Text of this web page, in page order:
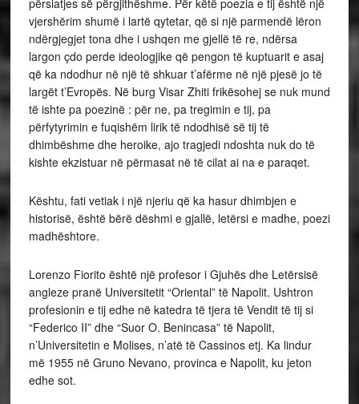
vjershërim shumë i lartë qytetar, që si një parmendë lëron
ndërgjegjet tona dhe i ushqen me gjellë të re, ndërsa
largon çdo perde ideologjike që pengon të kuptuarit e asaj
që ka ndodhur në një të shkuar t’afërme në një pjesë jo të
largët t’Evropës. Në burg Visar Zhiti frikësohej se nuk mund
të ishte pa poezinë : për ne, pa tregimin e tij, pa
përfytyrimin e fuqishëm lirik të ndodhisë së tij të
dhimbëshme dhe heroike, ajo tragjedi ndoshta nuk do të
kishte ekzistuar në përmasat në të cilat ai na e paraqet.
Kështu, fati vetiak i një njeriu që ka hasur dhimbjen e
historisë, është bërë dëshmi e gjallë, letërsi e madhe, poezi
madhështore.
Lorenzo Fiorito është një profesor i Gjuhës dhe Letërsisë
angleze pranë Universitetit “Oriental” të Napolit. Ushtron
profesionin e tij edhe në katedra të tjera të Vendit të tij si
“Federico II” dhe “Suor O. Benincasa” të Napolit,
n’Universitetin e Molises, n’atë të Cassinos etj. Ka lindur
më 1955 në Gruno Nevano, provinca e Napolit, ku jeton
edhe sot.